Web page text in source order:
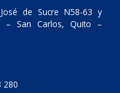
de Sucre N58-63 y
– San Carlos, Quito –
280